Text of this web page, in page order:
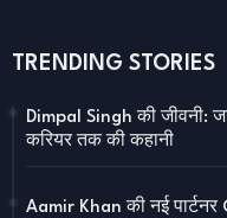
TRENDING STORIES
Dimpal Singh की जीवनी:
करियर तक की कहानी
Aamir Khan की नई